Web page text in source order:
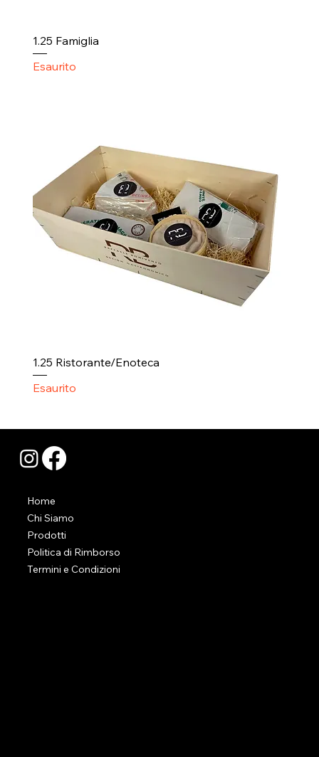
1.25 Famiglia
Esaurito
1.25 Ristorante/Enoteca
Esaurito
Home
Chi Siamo
Prodotti
Politica di Rimborso
Termini e Condizioni